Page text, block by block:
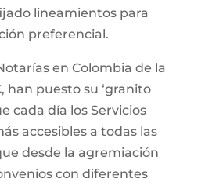
lineamientos para
preferencial.
en Colombia de la
han puesto su ‘granito
cada día los Servicios
accesibles a todas las
desde la agremiación
con diferentes